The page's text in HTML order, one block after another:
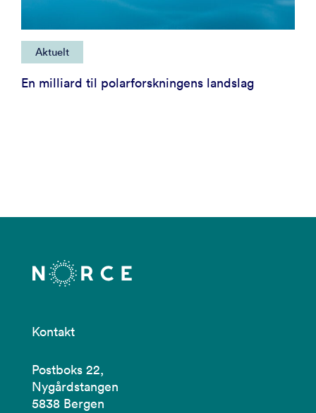
Aktuelt
En milliard til polarforskningens landslag
Kontakt
Postboks 22,
Nygårdstangen
5838 Bergen